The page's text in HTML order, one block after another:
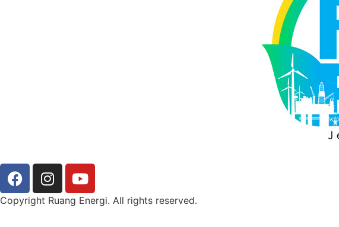
Copyright Ruang Energi. All rights reserved.